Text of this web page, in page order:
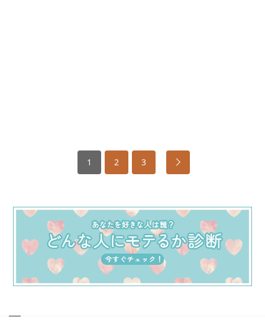
1 2 3